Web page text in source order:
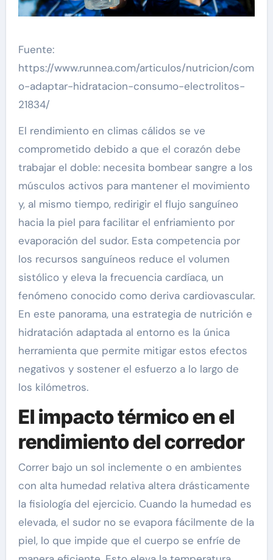
Fuente:
https://www.runnea.com/articulos/nutricion/com
o-adaptar-hidratacion-consumo-electrolitos-
21834/
El rendimiento en climas cálidos se ve
comprometido debido a que el corazón debe
trabajar el doble: necesita bombear sangre a los
músculos activos para mantener el movimiento
y, al mismo tiempo, redirigir el flujo sanguíneo
hacia la piel para facilitar el enfriamiento por
evaporación del sudor. Esta competencia por
los recursos sanguíneos reduce el volumen
sistólico y eleva la frecuencia cardíaca, un
fenómeno conocido como deriva cardiovascular.
En este panorama, una estrategia de nutrición e
hidratación adaptada al entorno es la única
herramienta que permite mitigar estos efectos
negativos y sostener el esfuerzo a lo largo de
los kilómetros.
El impacto térmico en el
rendimiento del corredor
Correr bajo un sol inclemente o en ambientes
con alta humedad relativa altera drásticamente
la fisiología del ejercicio. Cuando la humedad es
elevada, el sudor no se evapora fácilmente de la
piel, lo que impide que el cuerpo se enfríe de